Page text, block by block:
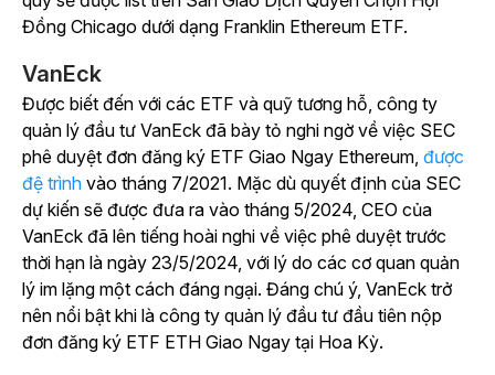
Đồng Chicago dưới dạng Franklin Ethereum ETF.
VanEck
Được biết đến với các ETF và quỹ tương hỗ, công ty
quản lý đầu tư VanEck đã bày tỏ nghi ngờ về việc SEC
phê duyệt đơn đăng ký ETF Giao Ngay Ethereum, được
đệ trình vào tháng 7/2021. Mặc dù quyết định của SEC
dự kiến sẽ được đưa ra vào tháng 5/2024, CEO của
VanEck đã lên tiếng hoài nghi về việc phê duyệt trước
thời hạn là ngày 23/5/2024, với lý do các cơ quan quản
lý im lặng một cách đáng ngại. Đáng chú ý, VanEck trở
nên nổi bật khi là công ty quản lý đầu tư đầu tiên nộp
đơn đăng ký ETF ETH Giao Ngay tại Hoa Kỳ.